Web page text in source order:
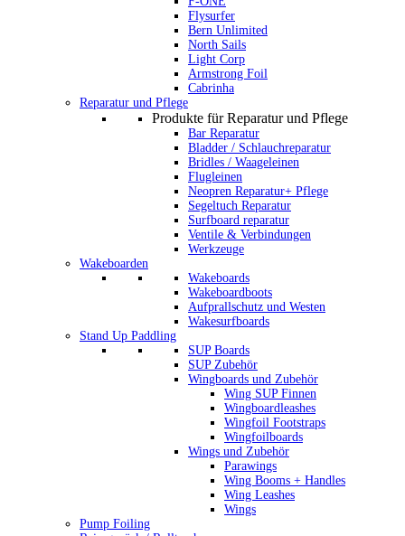
Flysurfer
Bern Unlimited
North Sails
Light Corp
Armstrong Foil
Cabrinha
Reparatur und Pflege
Produkte für Reparatur und Pflege
Bar Reparatur
Bladder / Schlauchreparatur
Bridles / Waageleinen
Flugleinen
Neopren Reparatur+ Pflege
Segeltuch Reparatur
Surfboard reparatur
Ventile & Verbindungen
Werkzeuge
Wakeboarden
Wakeboards
Wakeboardboots
Aufprallschutz und Westen
Wakesurfboards
Stand Up Paddling
SUP Boards
SUP Zubehör
Wingboards und Zubehör
Wing SUP Finnen
Wingboardleashes
Wingfoil Footstraps
Wingfoilboards
Wings und Zubehör
Parawings
Wing Booms + Handles
Wing Leashes
Wings
Pump Foiling